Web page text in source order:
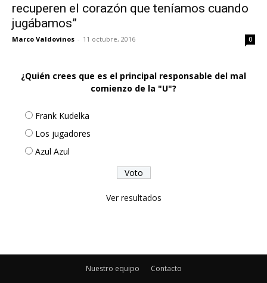
recuperen el corazón que teníamos cuando
jugábamos”
Marco Valdovinos - 11 octubre, 2016 0
¿Quién crees que es el principal responsable del mal
comienzo de la "U"?
Frank Kudelka
Los jugadores
Azul Azul
Ver resultados
Nuestro equipo Contacto